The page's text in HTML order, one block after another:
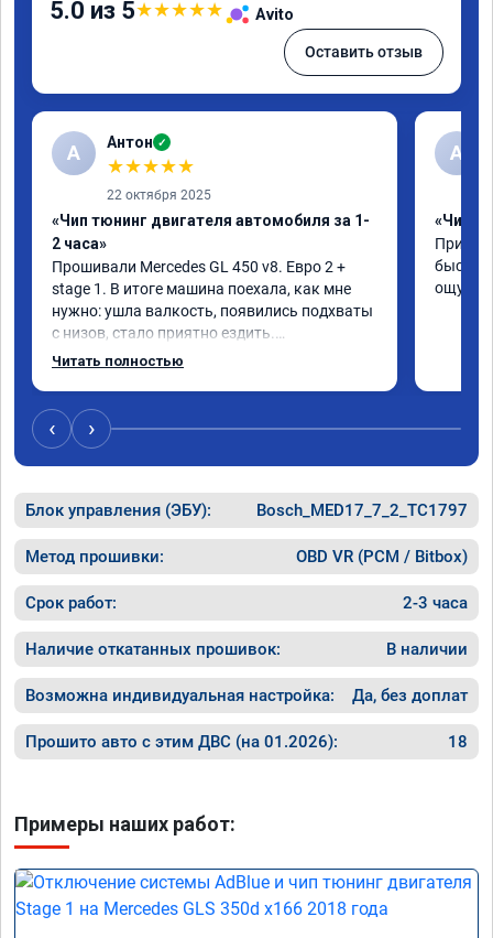
5.0 из 5★★★★★ Avito
Оставить отзыв
А Антон ✓
★★★★★
22 октября 2025
«Чип тюнинг двигателя автомобиля за 1-
2 часа»
Прошивали Mercedes GL 450 v8. Евро 2 +
stage 1. В итоге машина поехала, как мне
нужно: ушла валкость, появились подхваты
с низов, стало приятно ездить.
Одни из лучших трат, в авто! 🔥
Читать полностью
A
«Чип
‹ ›
Блок управления (ЭБУ): Bosch_MED17_7_2_TC1797
Метод прошивки: OBD VR (PCM / Bitbox)
Срок работ: 2-3 часа
Наличие откатанных прошивок: В наличии
Возможна индивидуальная настройка: Да, без доплат
Прошито авто с этим ДВС (на 01.2026): 18
Примеры наших работ: